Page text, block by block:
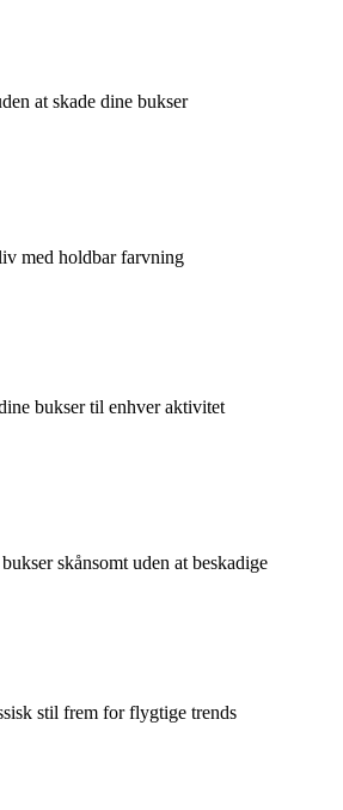
at skade dine bukser
med holdbar farvning
bukser til enhver aktivitet
skånsomt uden at beskadige
stil frem for flygtige trends